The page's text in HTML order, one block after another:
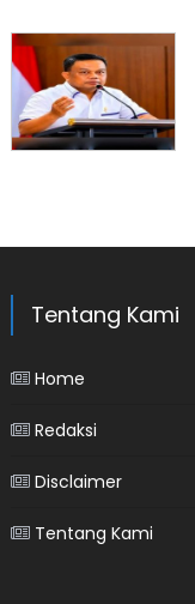
Tentang Kami
Home
Redaksi
Disclaimer
Tentang Kami